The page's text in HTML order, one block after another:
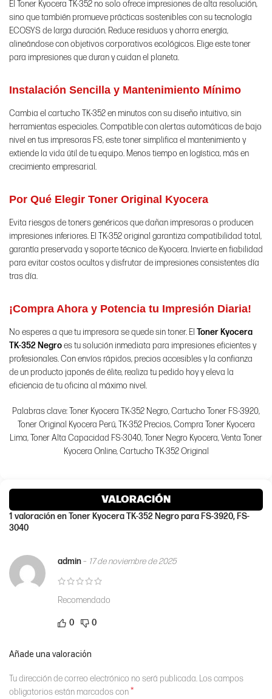
El Toner Kyocera TK-352 no solo ofrece impresiones de alta resolución,
sino que también promueve prácticas sostenibles con su tecnología
ECOSYS de larga duración. Reduce residuos y ahorra energía,
alineándose con objetivos corporativos ecológicos. Elige este toner
para impresiones que duran y cuidan el planeta.
Instalación Sencilla y Mantenimiento Mínimo
Cambia el cartucho TK-352 en minutos con su diseño intuitivo, sin
herramientas especiales. Compatible con alertas automáticas de bajo
nivel en tus impresoras FS, este toner simplifica el mantenimiento y
extiende la vida útil de tu equipo. Menos tiempo en logística, más en
crecimiento empresarial.
Por Qué Elegir Toner Original Kyocera
Evita riesgos de toners genéricos que dañan impresoras o producen
impresiones inferiores. El TK-352 original garantiza compatibilidad total,
garantía preservada y soporte técnico de Kyocera. Invierte en fiabilidad
para evitar costos ocultos y disfrutar de impresiones consistentes día
tras día.
¡Compra Ahora y Potencia tu Impresión Diaria!
No esperes a que tu impresora se quede sin toner. El Toner Kyocera
TK-352 Negroes tu solución inmediata para impresiones eficientes y
profesionales. Con envíos rápidos, precios accesibles y la confianza
de un producto japonés de élite, realiza tu pedido hoy y eleva la
eficiencia de tu oficina al máximo nivel.
Palabras clave: Toner Kyocera TK-352 Negro, Cartucho Toner FS-3920,
Toner Original Kyocera Perú, TK-352 Precios, Compra Toner Kyocera
Lima, Toner Alta Capacidad FS-3040, Toner Negro Kyocera, Venta Toner
Kyocera Online, Cartucho TK-352 Original
VALORACIÓN
1 valoración enToner Kyocera TK-352 Negro para FS-3920, FS-
3040
admin– 17 de noviembre de 2025
Recomendado
0 0
Añade una valoración
Tu dirección de correo electrónico no será publicada. Los campos
obligatorios están marcados con*